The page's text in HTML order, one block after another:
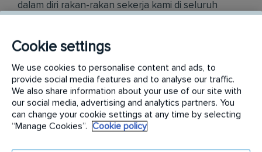
dalam diri rakan-rakan sekerja kami di seluruh
Ketahui dengan lebih lanjut di careers.rentokil-
initial.com
Requirements:
Dalam peranan ini, anda akan bertanggungjawab
Cookie settings
We use cookies to personalise content and ads, to
provide social media features and to analyse our traffic.
We also share information about your use of our site with
our social media, advertising and analytics partners. You
can change your cookie settings at any time by selecting
“Manage Cookies”.
Cookie policy